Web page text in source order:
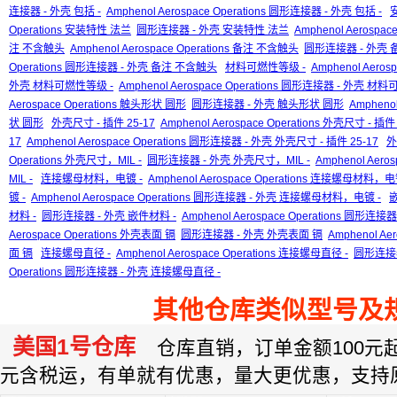
连接器 - 外壳 包括 - Amphenol Aerospace Operations 圆形连接器 - 外壳 包括 -
Operations 安装特性 法兰 圆形连接器 - 外壳 安装特性 法兰 Amphenol
注 不含触头 Amphenol Aerospace Operations 备注 不含触头 圆形连接器 - 外壳
Operations 圆形连接器 - 外壳 备注 不含触头
材料可燃性等级 - Amphenol
外壳 材料可燃性等级 - Amphenol Aerospace Operations 圆形连接器 - 外壳 材料
Aerospace Operations 触头形状 圆形 圆形连接器 - 外壳 触头形状 圆形
状 圆形
外壳尺寸 - 插件 25-17 Amphenol Aerospace Operations 外壳尺寸 - 插
17 Amphenol Aerospace Operations 圆形连接器 - 外壳 外壳尺寸 - 插件 25-17
Operations 外壳尺寸，MIL - 圆形连接器 - 外壳 外壳尺寸，MIL - Amphenol
MIL -
连接螺母材料，电镀 - Amphenol Aerospace Operations 连接螺母材料，电
镀 - Amphenol Aerospace Operations 圆形连接器 - 外壳 连接螺母材料，电镀 -
材料 - 圆形连接器 - 外壳 嵌件材料 - Amphenol Aerospace Operations 圆形连接
Aerospace Operations 外壳表面 镉 圆形连接器 - 外壳 外壳表面 镉 Amphenol
面 镉
连接螺母直径 - Amphenol Aerospace Operations 连接螺母直径 - 圆形连
Operations 圆形连接器 - 外壳 连接螺母直径 -
其他仓库类似型号及
美国1号仓库 仓库直销，订单金额100元
元含税运，有单就有优惠，量大更优惠，支持